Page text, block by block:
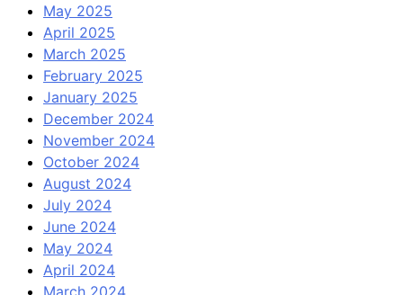
May 2025
April 2025
March 2025
February 2025
January 2025
December 2024
November 2024
October 2024
August 2024
July 2024
June 2024
May 2024
April 2024
March 2024